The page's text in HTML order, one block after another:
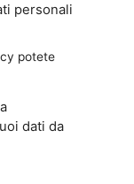
personali
potete
dati da